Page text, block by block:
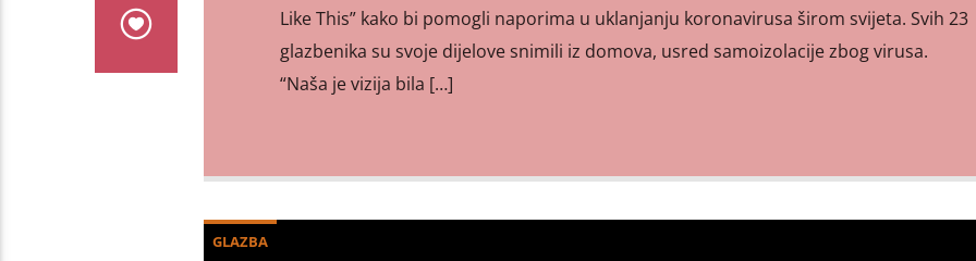
Like This” kako bi pomogli naporima u uklanjanju koronavirusa širom svijeta. Svih 23
glazbenika su svoje dijelove snimili iz domova, usred samoizolacije zbog virusa.
“Naša je vizija bila […]
GLAZBA